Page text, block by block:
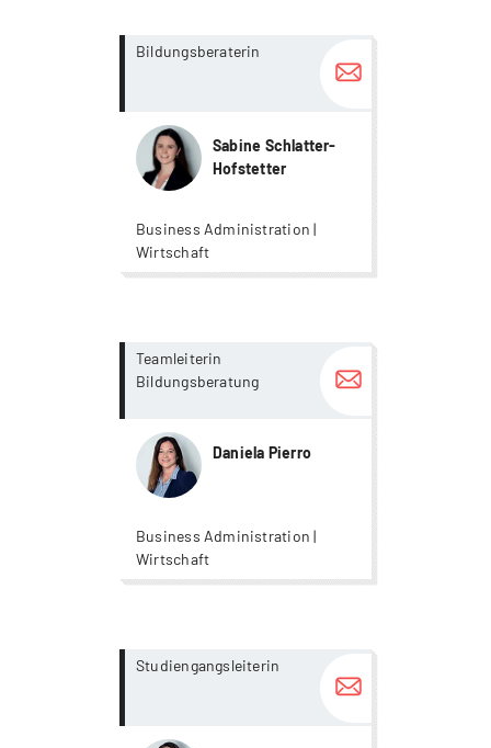
Bildungsberaterin
Sabine Schlatter-
Hofstetter
Business Administration |
Wirtschaft
more...
more...
Teamleiterin
Bildungsberatung
Daniela Pierro
Business Administration |
Wirtschaft
more...
more...
Studiengangsleiterin more...
more...